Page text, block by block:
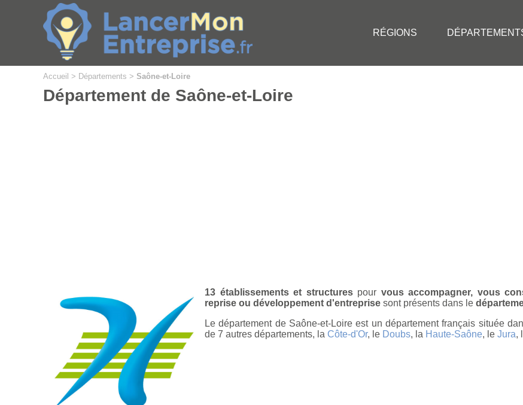
RÉGIONS
Accueil > Départements > Saône-et-Loire
Département de Saône-et-Loire
13 établissements et structures pour vous accompagner, vous
reprise ou développement d'entreprise sont présents dans le
Le département de Saône-et-Loire est un département français située
de 7 autres départements, la Côte-d'Or, le Doubs, la Haute-Saône, le Jura,
Cookies management panel